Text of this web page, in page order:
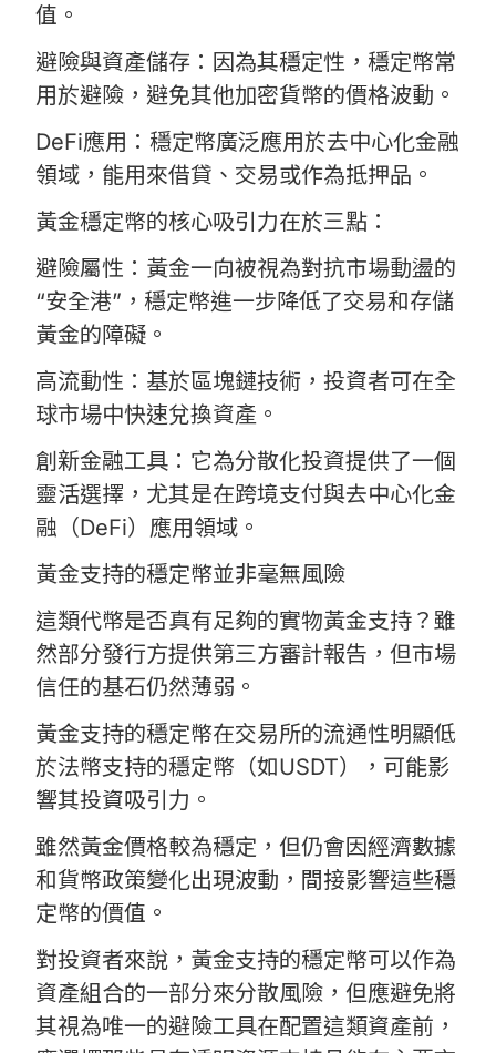
值。
避險與資產儲存：因為其穩定性，穩定幣常
用於避險，避免其他加密貨幣的價格波動。
DeFi應用：穩定幣廣泛應用於去中心化金融
領域，能用來借貸、交易或作為抵押品。
黃金穩定幣的核心吸引力在於三點：
避險屬性：黃金一向被視為對抗市場動盪的
“安全港”，穩定幣進一步降低了交易和存儲
黃金的障礙。
高流動性：基於區塊鏈技術，投資者可在全
球市場中快速兌換資產。
創新金融工具：它為分散化投資提供了一個
靈活選擇，尤其是在跨境支付與去中心化金
融（DeFi）應用領域。
黃金支持的穩定幣並非毫無風險
這類代幣是否真有足夠的實物黃金支持？雖
然部分發行方提供第三方審計報告，但市場
信任的基石仍然薄弱。
黃金支持的穩定幣在交易所的流通性明顯低
於法幣支持的穩定幣（如USDT），可能影
響其投資吸引力。
雖然黃金價格較為穩定，但仍會因經濟數據
和貨幣政策變化出現波動，間接影響這些穩
定幣的價值。
對投資者來說，黃金支持的穩定幣可以作為
資產組合的一部分來分散風險，但應避免將
其視為唯一的避險工具在配置這類資產前，